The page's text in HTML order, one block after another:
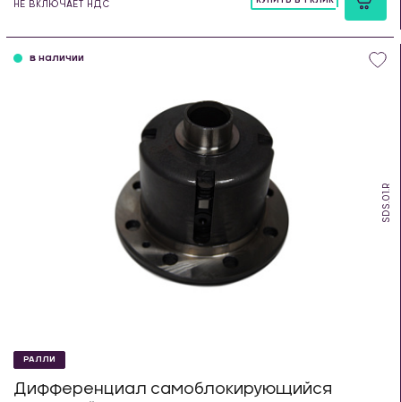
НЕ ВКЛЮЧАЕТ НДС
SDS.01.R
в наличии
РАЛЛИ
Дифференциал самоблокирующийся